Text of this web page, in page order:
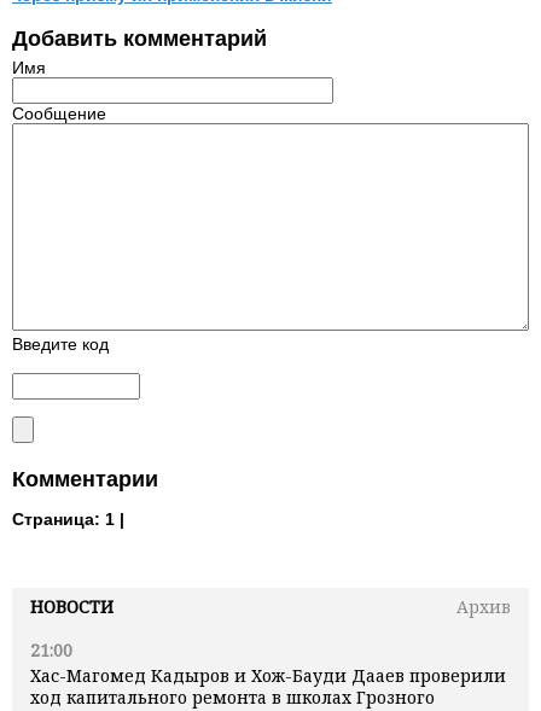
НОВОСТИ
Архив
21:00
Хас-Магомед Кадыров и Хож-Бауди Дааев проверили
ход капитального ремонта в школах Грозного
Добавить комментарий
Имя
Сообщение
Введите код
Комментарии
Страница: 1 |